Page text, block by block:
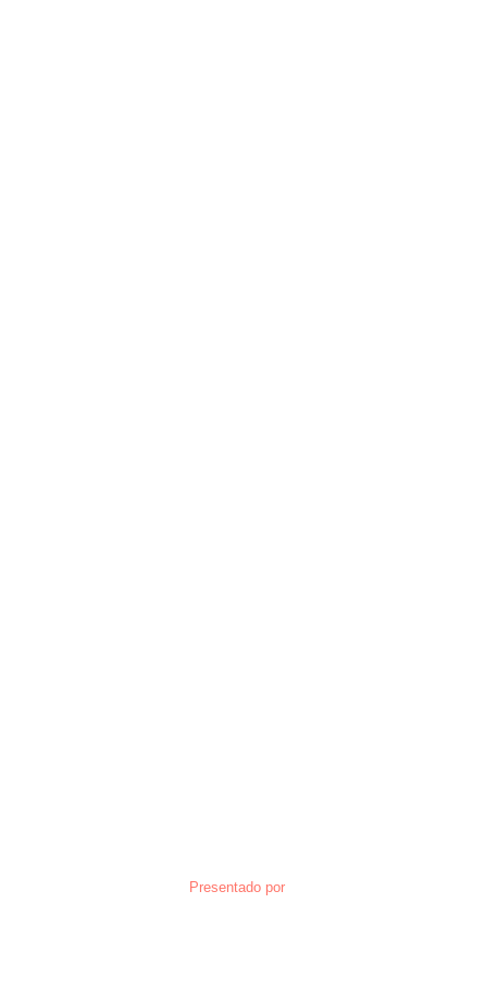
Presentado por